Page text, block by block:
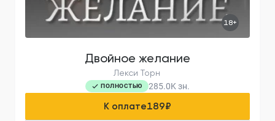
18+
Двойное желание
Лекси Торн
ПОЛНОСТЬЮ 285.0K зн.
К оплате189₽